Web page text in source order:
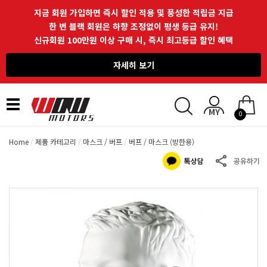
지금 회원 가입하면 즉시 할인 적용 및 풍성한 적립금 지급
한 번 블랙 회원은 하향 조정없이 평생 등급 유지!
신규회원 100만원 이상 구매 시, 즉시 최고등급 할인 혜택
자세히 보기
Toggle
navigation
0
Home 제품 카테고리 마스크 / 버프 버프 / 마스크 (방한용)